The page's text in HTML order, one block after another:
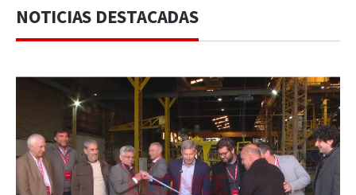
NOTICIAS DESTACADAS